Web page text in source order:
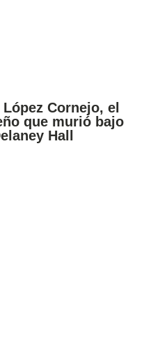
Cornejo, el
que murió bajo
Hall